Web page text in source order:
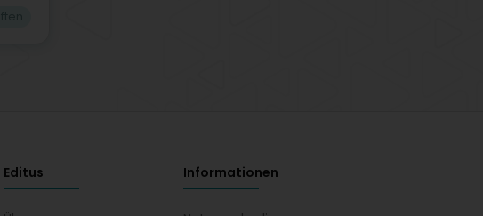
Editus Informationen